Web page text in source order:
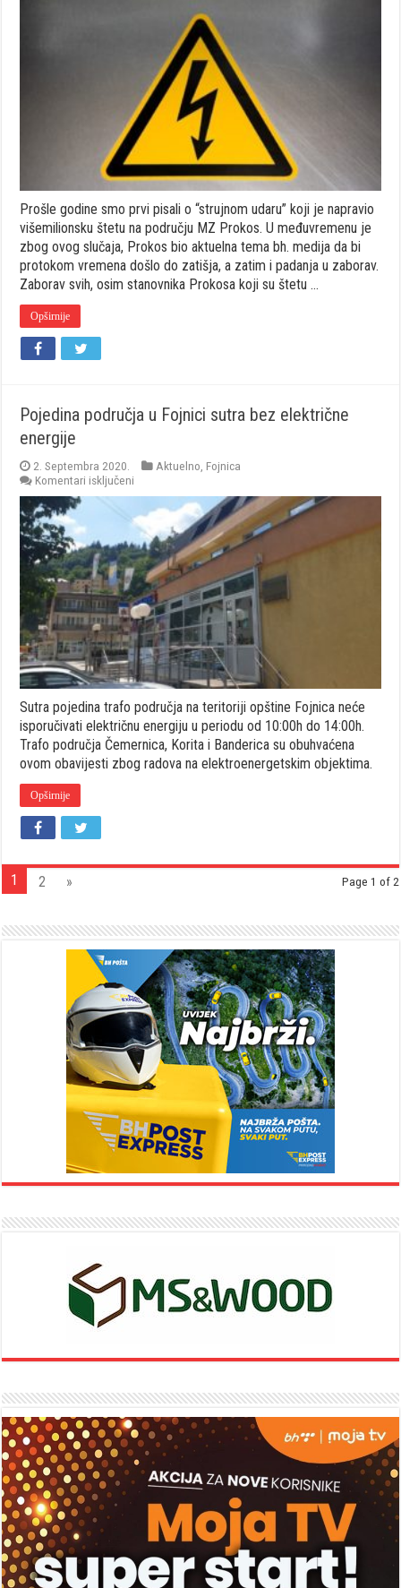
“strujnog
udara”,
većina
Prokošana
svoju
štetu
nije
naplatila
Prošle godine smo prvi pisali o “strujnom udaru” koji je napravio
višemilionsku štetu na području MZ Prokos. U međuvremenu je
zbog ovog slučaja, Prokos bio aktuelna tema bh. medija da bi
protokom vremena došlo do zatišja, a zatim i padanja u zaborav.
Zaborav svih, osim stanovnika Prokosa koji su štetu …
Opširnije
Pojedina područja u Fojnici sutra bez električne
energije
2. Septembra 2020. Aktuelno Fojnica
Komentari isključeni
Pojedina
područja
u
Fojnici
sutra
bez
električne
energije
Sutra pojedina trafo područja na teritoriji opštine Fojnica neće
isporučivati električnu energiju u periodu od 10:00h do 14:00h.
Trafo područja Čemernica, Korita i Banderica su obuhvaćena
ovom obavijesti zbog radova na elektroenergetskim objektima.
Opširnije
Page 1 of 2
1 2 »